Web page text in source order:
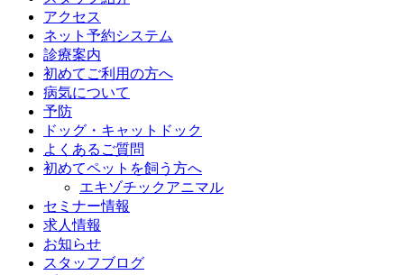
アクセス
ネット予約システム
診療案内
初めてご利用の方へ
病気について
予防
ドッグ・キャットドック
よくあるご質問
初めてペットを飼う方へ
エキゾチックアニマル
セミナー情報
求人情報
お知らせ
スタッフブログ